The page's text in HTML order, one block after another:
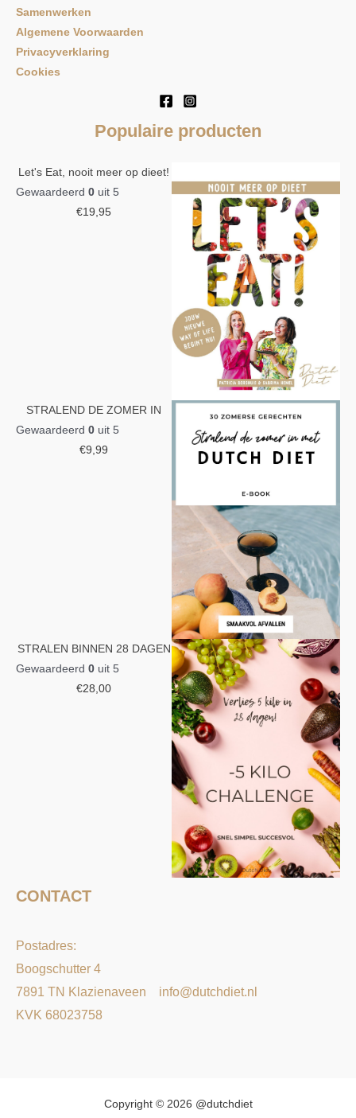
Samenwerken
Algemene Voorwaarden
Privacyverklaring
Cookies
Populaire producten
Let's Eat, nooit meer op dieet!
Gewaardeerd 0 uit 5
€19,95
STRALEND DE ZOMER IN
Gewaardeerd 0 uit 5
€9,99
STRALEN BINNEN 28 DAGEN
Gewaardeerd 0 uit 5
€28,00
CONTACT
Postadres:
Boogschutter 4
7891 TN Klazienaveen info@dutchdiet.nl
KVK 68023758
Copyright © 2026 @dutchdiet